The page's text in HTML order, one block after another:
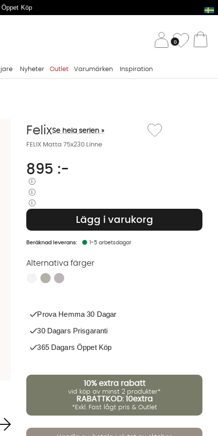
Köp
0
Nyheter Outlet Varumärken Inspiration
FELIX Matta 75x230 Linne
FelixSe hela serien »
Lägg till i önskelista:
895 :-
Lägg i varukorg
1-5 arbetsdagar
Alternativa färger
Finns även i dessa färger:
Prova Hemma 30 Dagar
30 Dagars Prisgaranti
365 Dagars Öppet Köp
10% extra rabatt
vid köp av minst 2 produkter*
RABATTKOD: 10extra
*Exkl. Fast lågt pris & Outlet